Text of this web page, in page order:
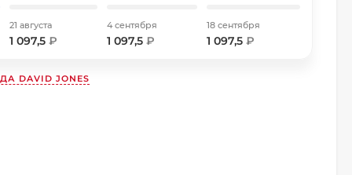
21 августа
1 097,5₽
4 сентября
1 097,5₽
18 сентября
1 097,5₽
DAVID JONES